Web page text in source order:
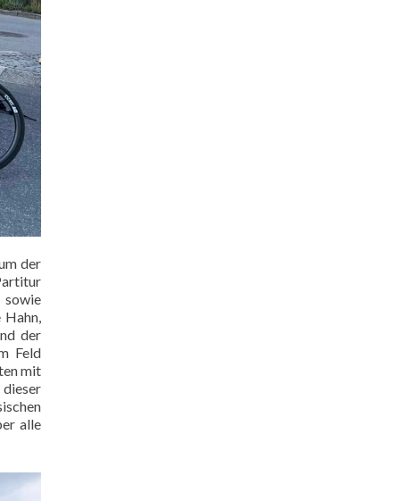
der
sowie
Hahn,
der
Feld
mit
alle